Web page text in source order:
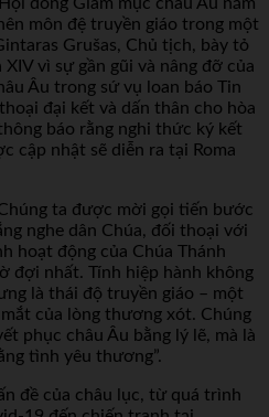
môn đệ truyền giáo trong một
Grušas, Chủ tịch, bày tỏ
vì sự gần gũi và nâng đỡ của
Âu trong sứ vụ loan báo Tin
đại kết và dấn thân cho hòa
báo rằng nghi thức ký kết
cập nhật sẽ diễn ra tại Roma
ta được mời gọi tiến bước
nghe dân Chúa, đối thoại với
hoạt động của Chúa Thánh
đợi nhất. Tính hiệp hành không
là thái độ truyền giáo – một
của lòng thương xót. Chúng
phục châu Âu bằng lý lẽ, mà là
tình yêu thương”.
đề của châu lục, từ quá trình